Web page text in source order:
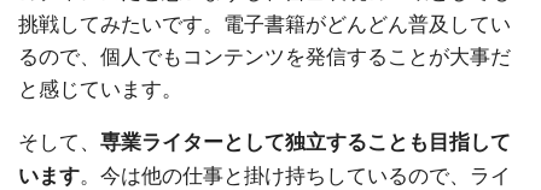
挑戦してみたいです。電子書籍がどんどん普及してい
るので、個人でもコンテンツを発信することが大事だ
と感じています。
そして、 専業ライターとして独立することも目指して
います。今は他の仕事と掛け持ちしているので、ライ